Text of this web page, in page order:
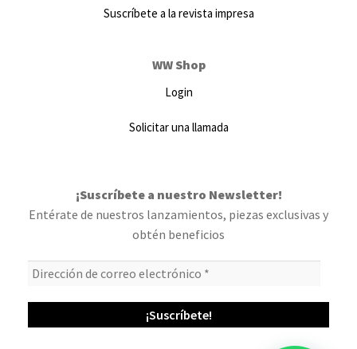
Suscríbete a la revista impresa
WW Shop
Login
Solicitar una llamada
¡Suscríbete a nuestro Newsletter!
Entérate de nuestros lanzamientos, piezas exclusivas y
obtén beneficios